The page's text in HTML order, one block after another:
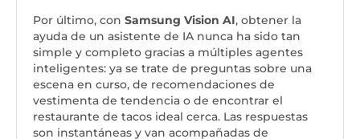
Por último, con Samsung Vision AI, obtener la
ayuda de un asistente de IA nunca ha sido tan
simple y completo gracias a múltiples agentes
inteligentes: ya se trate de preguntas sobre una
escena en curso, de recomendaciones de
vestimenta de tendencia o de encontrar el
restaurante de tacos ideal cerca. Las respuestas
son instantáneas y van acompañadas de